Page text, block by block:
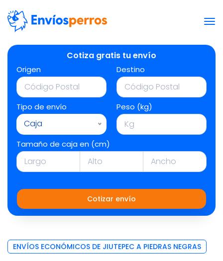
Cotiza gratis tu envío
Origen Destino
Tipo de envío
Caja
Peso (kg)
Tamaño de caja en (cm)
Cotizar envío
ENVÍOS ECONÓMICOS DE JIUTEPEC A PIEDRAS NEGRAS